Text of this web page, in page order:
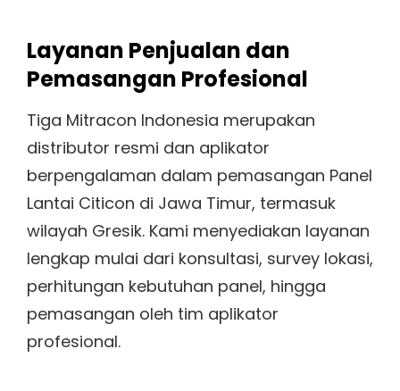
Layanan Penjualan dan
Pemasangan Profesional
Tiga Mitracon Indonesia merupakan
distributor resmi dan aplikator
berpengalaman dalam pemasangan Panel
Lantai Citicon di Jawa Timur, termasuk
wilayah Gresik. Kami menyediakan layanan
lengkap mulai dari konsultasi, survey lokasi,
perhitungan kebutuhan panel, hingga
pemasangan oleh tim aplikator
profesional.